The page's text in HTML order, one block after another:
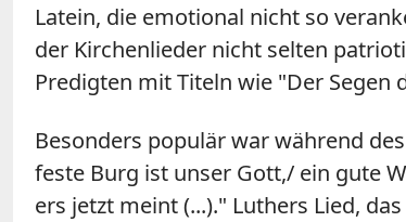
Latein, die emotional nicht so
der Kirchenlieder nicht selten
Predigten mit Titeln wie "Der Segen
Besonders populär war während des
feste Burg ist unser Gott,/ ein gute
ers jetzt meint (...)." Luthers Lied,